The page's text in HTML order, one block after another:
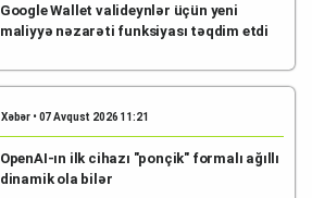
Google Wallet valideynlər üçün yeni
maliyyə nəzarəti funksiyası təqdim etdi
Xəbər • 07 Avqust 2026 11:21
OpenAI-ın ilk cihazı "ponçik" formalı ağıllı
dinamik ola bilər